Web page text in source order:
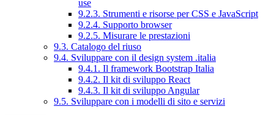
use
9.2.3. Strumenti e risorse per CSS e JavaScript
9.2.4. Supporto browser
9.2.5. Misurare le prestazioni
9.3. Catalogo del riuso
9.4. Sviluppare con il design system .italia
9.4.1. Il framework Bootstrap Italia
9.4.2. Il kit di sviluppo React
9.4.3. Il kit di sviluppo Angular
9.5. Sviluppare con i modelli di sito e servizi